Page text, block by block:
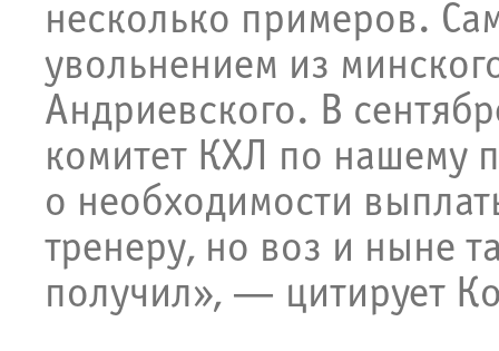
несколько примеров.
увольнением из
Андриевского. В
комитет КХЛ по нашему
о необходимости
тренеру, но воз и ныне
получил», — цитирует